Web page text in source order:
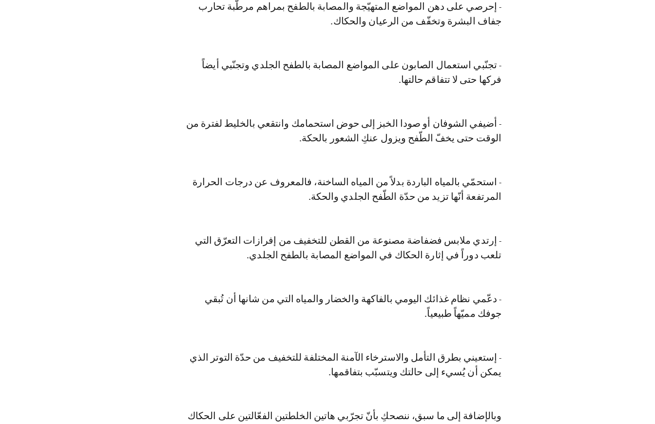
- إحرصي على دهن المواضع المتهيّجة والمصابة بالطفح بمراهم مرطّبة تحارب
جفاف البشرة وتخفّف من الرعيان والحكاك.
- تجنّبي استعمال الصابون على المواضع المصابة بالطفح الجلدي وتجنّبي أيضاً
فركها حتى لا تتفاقم حالتها.
- أضيفي الشوفان أو صودا الخبز إلى حوض استحمامك وانتقعي بالخليط لفترة من
الوقت حتى يخفّ الطّفح ويزول عنكِ الشعور بالحكة.
- استحمّي بالمياه الباردة بدلاً من المياه الساخنة، فالمعروف عن درجات الحرارة
المرتفعة أنّها تزيد من حدّة الطّفح الجلدي والحكة.
- إ رتدي ملابس فضفاضة مصنوعة من القطن للتخفيف من إفرازات التعرّق التي
تلعب دوراً في إثارة الحكاك في المواضع المصابة بالطفح الجلدي.
- دعّمي نظام غذائك اليومي بالفاكهة والخضار والمياه التي من شانها أن تُبقي
جوفك مميّهاً طبيعياً.
- إ ستعيني بطرق التأمل والاسترخاء الآمنة المختلفة للتخفيف من حدّة التوتر الذي
يمكن أن يُسيء إلى حالتك ويتسبّب بتفاقمها.
وبالإضافة إلى ما سبق، ننصحكِ بأنّ تجرّبي هاتين الخلطتين الفعّالتين على الحكاك